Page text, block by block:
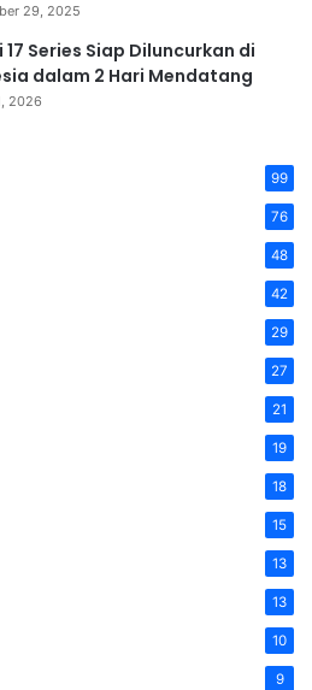
29, 2025
Series Siap Diluncurkan di
dalam 2 Hari Mendatang
2026
99
76
48
42
29
27
21
19
18
15
13
13
10
9